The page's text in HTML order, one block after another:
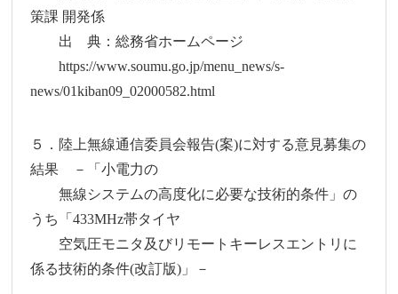
策課 開発係
出 典：総務省ホームページ
https://www.soumu.go.jp/menu_news/s-
news/01kiban09_02000582.html
５．陸上無線通信委員会報告(案)に対する意見募集の
結果 －「小電力の
無線システムの高度化に必要な技術的条件」の
うち「433MHz帯タイヤ
空気圧モニタ及びリモートキーレスエントリに
係る技術的条件(改訂版)」－